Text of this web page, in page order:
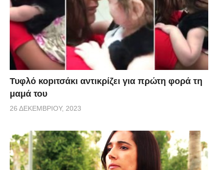
Τυφλό κοpιτσάκι αντικρίζει για πρώτη φορά τη
μαμά του
26 ΔΕΚΕΜΒΡΊΟΥ, 2023